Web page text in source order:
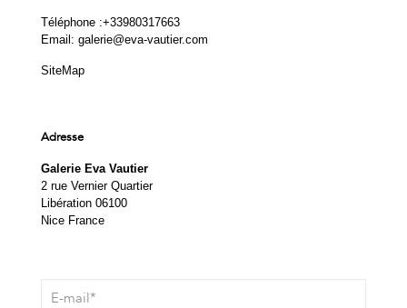
Téléphone :+33980317663
Email: galerie@eva-vautier.com
SiteMap
Adresse
Galerie Eva Vautier
2 rue Vernier Quartier
Libération 06100
Nice France